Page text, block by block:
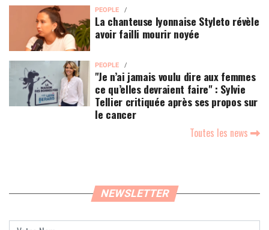
PEOPLE
La chanteuse lyonnaise Styleto révèle
avoir failli mourir noyée
PEOPLE
"Je n’ai jamais voulu dire aux femmes
ce qu’elles devraient faire" : Sylvie
Tellier critiquée après ses propos sur
le cancer
Toutes les news
NEWSLETTER